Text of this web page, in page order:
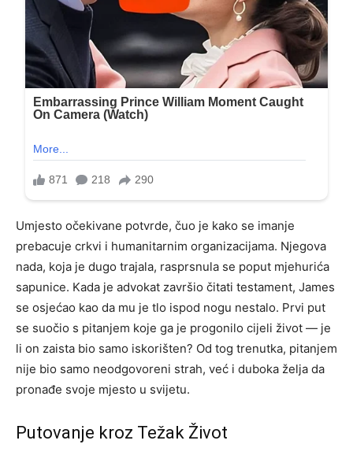
Umjesto očekivane potvrde, čuo je kako se imanje
prebacuje crkvi i humanitarnim organizacijama. Njegova
nada, koja je dugo trajala, rasprsnula se poput mjehurića
sapunice. Kada je advokat završio čitati testament, James
se osjećao kao da mu je tlo ispod nogu nestalo. Prvi put
se suočio s pitanjem koje ga je progonilo cijeli život — je
li on zaista bio samo iskorišten? Od tog trenutka, pitanjem
nije bio samo neodgovoreni strah, već i duboka želja da
pronađe svoje mjesto u svijetu.
Putovanje kroz Težak Život